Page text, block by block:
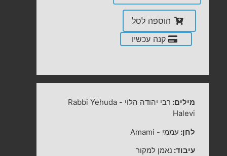
הוספה לסל
קנה עכשיו
מילים: רבי יהודה הלוי -
Rabbi Yehuda
Halevi
לחן: עממי -
Amami
עיבוד: נאמן למקור